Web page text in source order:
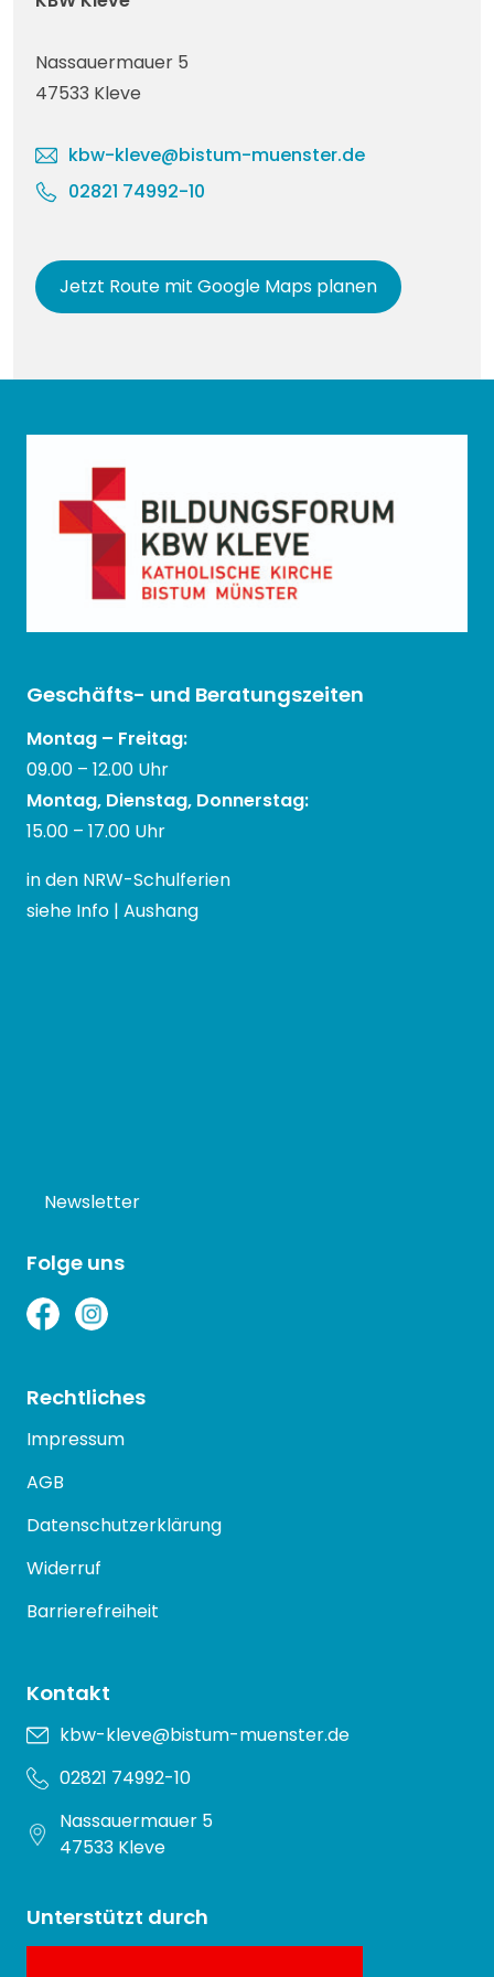
Nassauermauer 5
47533 Kleve
kbw-kleve@bistum-muenster.de
02821 74992-10
Jetzt Route mit Google Maps planen
Geschäfts- und Beratungszeiten
Montag – Freitag:
09.00 – 12.00 Uhr
Montag, Dienstag, Donnerstag:
15.00 – 17.00 Uhr
in den NRW-Schulferien
siehe Info | Aushang
Newsletter
Folge uns
Rechtliches
Impressum
AGB
Datenschutzerklärung
Widerruf
Barrierefreiheit
Kontakt
kbw-kleve@bistum-muenster.de
02821 74992-10
Nassauermauer 5
47533 Kleve
Unterstützt durch